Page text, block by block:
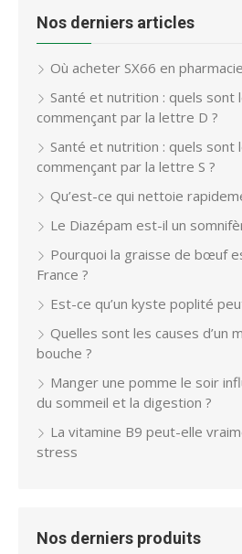
Nos derniers articles
Où acheter SX66 en pharmacie
Santé et nutrition : quels sont
commençant par la lettre D ?
Santé et nutrition : quels sont
commençant par la lettre S ?
Qu’est-ce qui nettoie
Le Diazépam est-il un
Pourquoi la graisse de bœuf
France ?
Est-ce qu’un kyste poplité
Quelles sont les causes d’un
bouche ?
Manger une pomme le soir
du sommeil et la digestion ?
La vitamine B9 peut-elle
stress
Nos derniers produits